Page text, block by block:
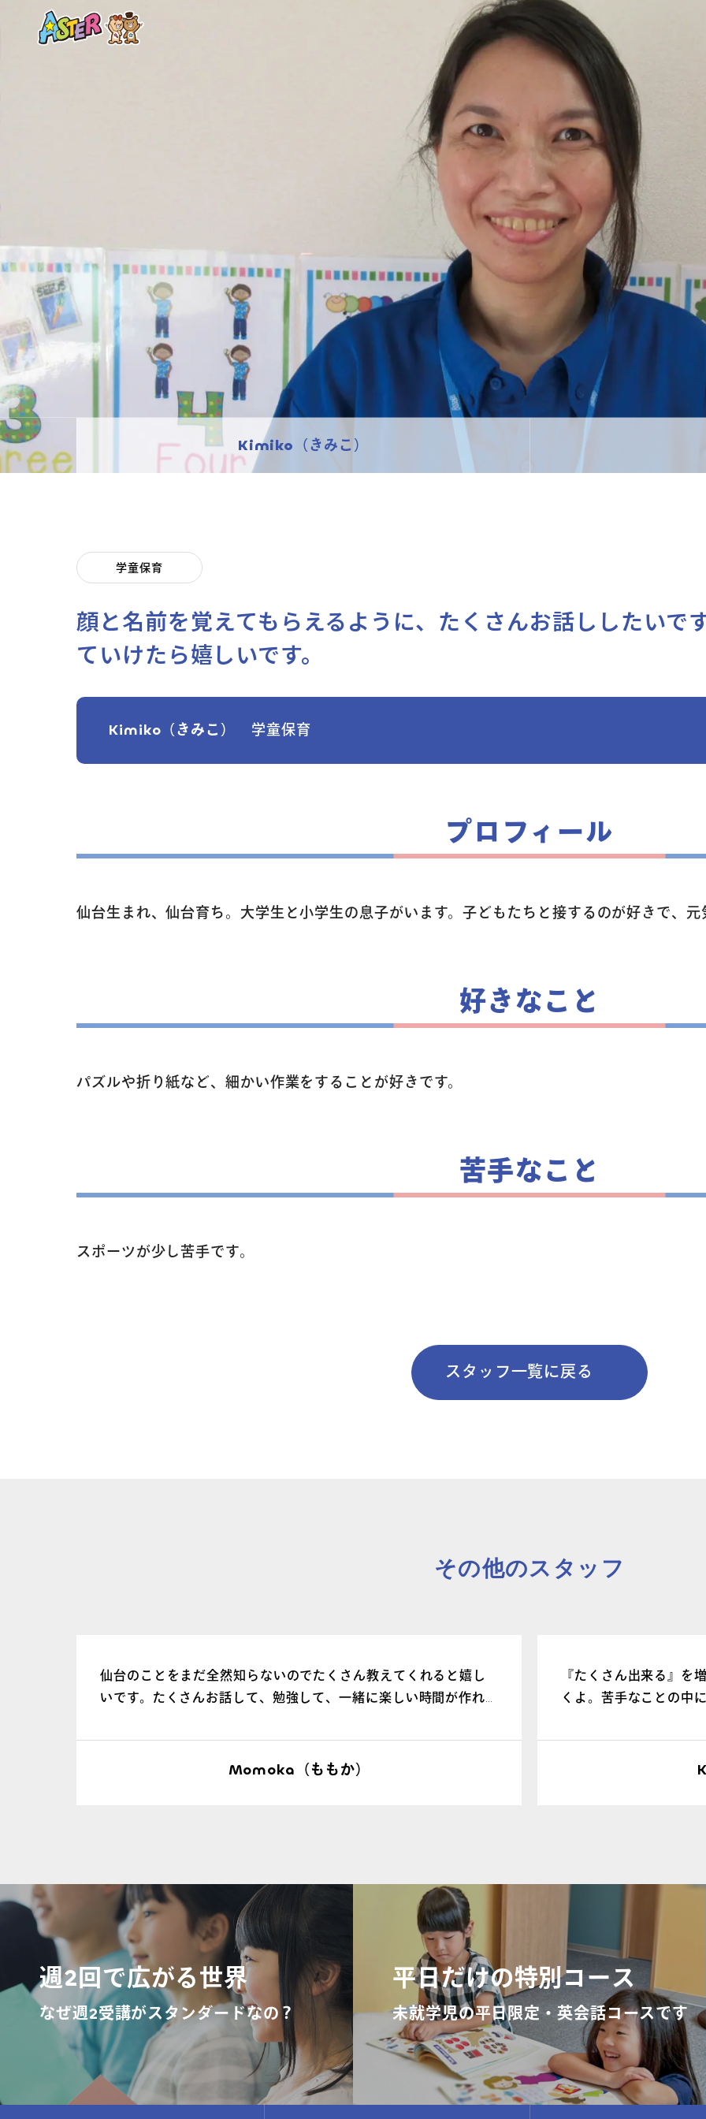
トップページ
英会話／プログラミン
学童保育
スタッフ紹介
お問い合わせ
新着情報
Kimiko（きみこ）
学童保育
顔と名前を覚えてもらえるように、たくさんお話ししたいで
ていけたら嬉しいです。
Kimiko（きみこ） 学童保育
プロフィール
仙台生まれ、仙台育ち。大学生と小学生の息子がいます。子どもたちと接するのが好きで、元
好きなこと
パズルや折り紙など、細かい作業をすることが好きです。
苦手なこと
スポーツが少し苦手です。
スタッフ一覧に戻る
その他のスタッフ
仙台のことをまだ全然知らないのでたくさん教えてくれると嬉し
いです。たくさんお話して、勉強して、一緒に楽しい時間が作れ
するので分からないことがあったら何でも聞いてください！
Momoka（ももか）
『たくさん出来る』を
くよ。苦手なことの中
週2回で広がる世界
なぜ週2受講がスタンダードなの？
平日だけの特別コース
未就学児の平日限定・英会話コースです